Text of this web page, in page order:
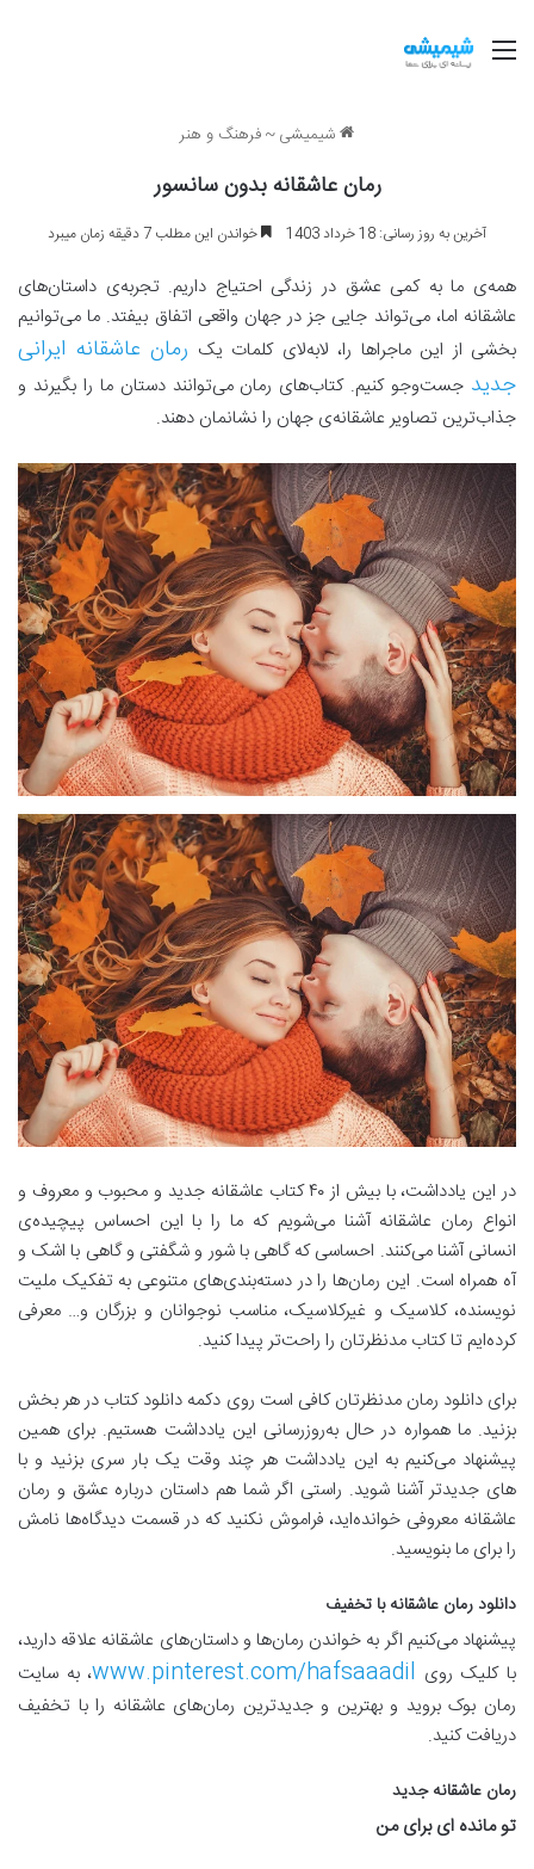
منو
شیمیشی~فرهنگ و هنر
رمان عاشقانه بدون سانسور
آخرین به روز رسانی: 18 خرداد 1403 خواندن این مطلب 7 دقیقه زمان میبرد
همه‌ی ما به کمی عشق در زندگی احتیاج داریم. تجربه‌ی داستان‌های
عاشقانه اما، می‌تواند جایی جز در جهان واقعی اتفاق بیفتد. ما می‌توانیم
بخشی از این ماجراها را، لابه‌لای کلمات یک رمان عاشقانه ایرانی
جدید جست‌وجو کنیم. کتاب‌های رمان می‌توانند دستان ما را بگیرند و
جذاب‌ترین تصاویر عاشقانه‌ی جهان را نشانمان دهند.
در این یادداشت، با بیش از ۴۰ کتاب عاشقانه جدید و محبوب و معروف‌ و
انواع رمان عاشقانه آشنا می‌شویم که ما را با این احساس پیچیده‌ی
انسانی آشنا می‌کنند. احساسی که گاهی با شور و شگفتی و گاهی با اشک و
آه همراه است. این رمان‌ها را در دسته‌بندی‌های متنوعی به تفکیک ملیت
نویسنده، کلاسیک و غیرکلاسیک، مناسب نوجوانان و بزرگان و… معرفی
کرده‌ایم تا کتاب مدنظرتان را راحت‌تر پیدا کنید.
برای دانلود رمان مدنظرتان کافی است روی دکمه دانلود کتاب در هر بخش
بزنید. ما همواره در حال به‌روزرسانی این یادداشت هستیم. برای همین
پیشنهاد می‌کنیم به این یادداشت هر چند وقت یک بار سری بزنید و با
های جدیدتر آشنا شوید. راستی اگر شما هم داستان درباره عشق و رمان
عاشقانه معروفی خوانده‌اید، فراموش نکنید که در قسمت دیدگاه‌ها نامش
را برای ما بنویسید.
دانلود رمان عاشقانه با تخفیف
پیشنهاد می‌کنیم اگر به خواندن رمان‌ها و داستان‌های عاشقانه علاقه دارید،
با کلیک روی www.pinterest.com/hafsaaadil، به سایت
رمان بوک بروید و بهترین و جدید‌ترین رمان‌های عاشقانه را با تخفیف
دریافت کنید.
رمان عاشقانه جدید
تو مانده ای برای من